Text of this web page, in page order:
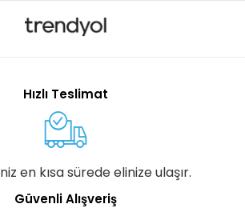
Hızlı Teslimat
en kısa sürede elinize ulaşır.
Güvenli Alışveriş